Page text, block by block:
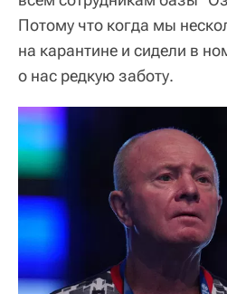
Потому что когда мы
на карантине и сидели в
о нас редкую заботу.